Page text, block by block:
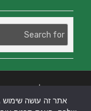
אתר זה עושה שימוש